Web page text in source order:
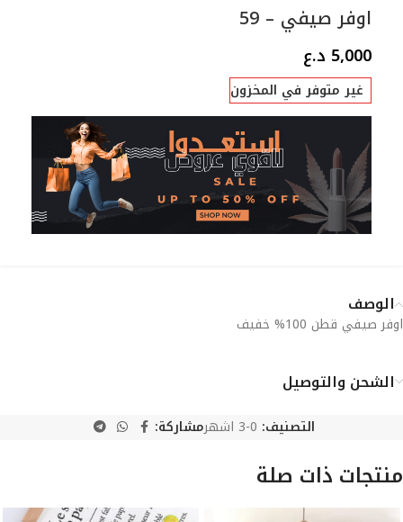
اوفر صيفي – 59
5,000 د.ع
غير متوفر في المخزون
الوصف
اوفر صيفي قطن 100% خفيف
الشحن والتوصيل
التصنيف: 0-3 اشهر مشاركة:
منتجات ذات صلة